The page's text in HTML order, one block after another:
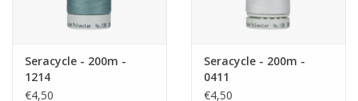
Seracycle - 200m -
1214
€4,50
Seracycle - 200m -
0411
€4,50